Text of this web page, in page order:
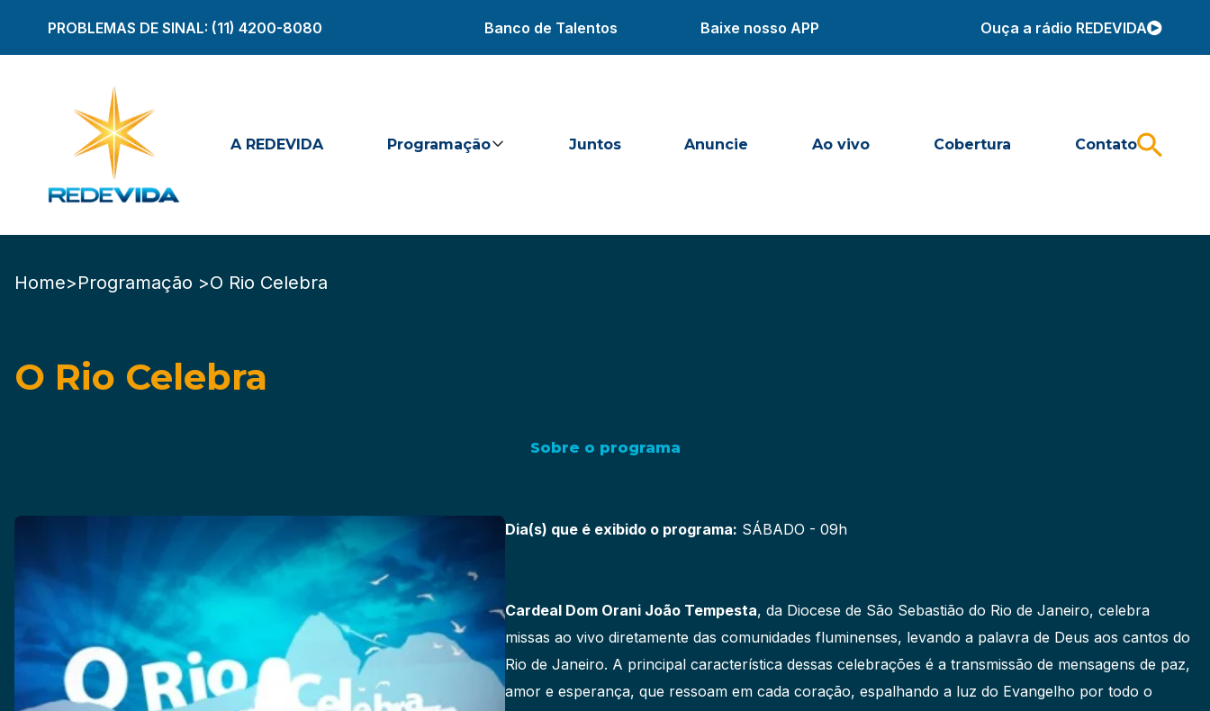
PROBLEMAS DE SINAL: (11) 4200-8080 Banco de Talentos Baixe nosso APP Ouça a rádio REDEVIDA
A REDEVIDA Programação Juntos Anuncie Ao vivo Cobertura Contato
Home>Programação >O Rio Celebra
O Rio Celebra
Sobre o programa
Dia(s) que é exibido o programa: SÁBADO - 09h
Cardeal Dom Orani João Tempesta, da Diocese de São Sebastião do Rio de Janeiro, celebra
missas ao vivo diretamente das comunidades fluminenses, levando a palavra de Deus aos cantos do
Rio de Janeiro. A principal característica dessas celebrações é a transmissão de mensagens de paz,
amor e esperança, que ressoam em cada coração, espalhando a luz do Evangelho por todo o